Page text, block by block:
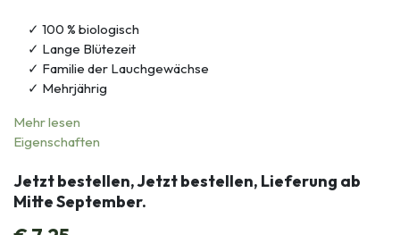
100 % biologisch
Lange Blütezeit
Familie der Lauchgewächse
Mehrjährig
Mehr lesen
Eigenschaften
Jetzt bestellen, Jetzt bestellen, Lieferung ab
Mitte September.